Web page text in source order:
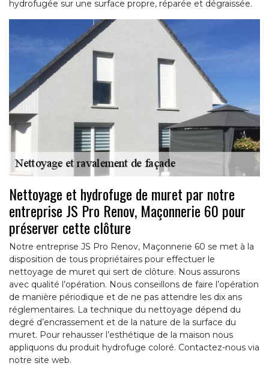
hydrofugée sur une surface propre, réparée et dégraissée.
Nettoyage et hydrofuge de muret par notre
entreprise JS Pro Renov, Maçonnerie 60 pour
préserver cette clôture
Notre entreprise JS Pro Renov, Maçonnerie 60 se met à la
disposition de tous propriétaires pour effectuer le
nettoyage de muret qui sert de clôture. Nous assurons
avec qualité l’opération. Nous conseillons de faire l’opération
de manière périodique et de ne pas attendre les dix ans
réglementaires. La technique du nettoyage dépend du
degré d’encrassement et de la nature de la surface du
muret. Pour rehausser l’esthétique de la maison nous
appliquons du produit hydrofuge coloré. Contactez-nous via
notre site web.